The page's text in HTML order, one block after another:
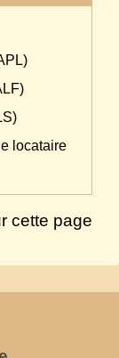
locataire
cette page